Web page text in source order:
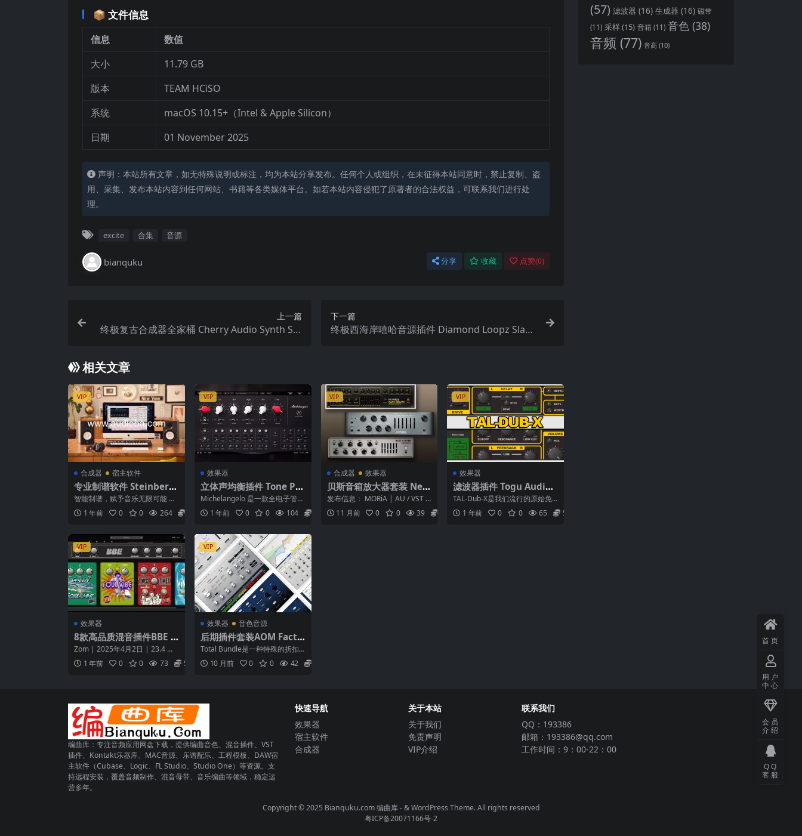
📦 文件信息
信息
数值
大小
11.79 GB
版本
TEAM HCiSO
系统
macOS 10.15+（Intel & Apple Silicon）
日期
01 November 2025
声明：本站所有文章，如无特殊说明或标注，均为本站分享发布。任何个人或组织，在未征得本站同意时，禁止复制、盗
用、采集、发布本站内容到任何网站、书籍等各类媒体平台。如若本站内容侵犯了原著者的合法权益，可联系我们进行处
理。
excite 合集 音源
bianquku 分享 收藏 点赞(0)
上一篇
终极复古合成器全家桶 Cherry Audio Synth Sta
下一篇
终极西海岸嘻哈音源插件 Diamond Loopz Slapz
相关文章
VIP
合成器 宿主软件
专业制谱软件 Steinberg
Dorico Pro 6 6.0.20 Wi
N MAC
智能制谱，赋予音乐无限可能 产
品概述：重新定义音乐制谱 Stein
berg Do...
1 年前 0 0 264
VIP
效果器
立体声均衡插件 Tone Pro
jects Michelangelo v1.
0.3 macOS
Michelangelo 是一款全电子管立
体声均衡器和谐波生成器，由 Ch
ris...1 年前 0 0 104
VIP
合成器 效果器
贝斯音箱放大器套装 Nem
brini Audio Bass Ampli
fier Bundle v1.0.0（AU
/ VST / VST3 / AAX）MA
发布信息： MORiA | AU / VST /
VST3 / AAX* | 文...
11 月前 0 0 39
VIP
效果器
滤波器插件 Togu Audio
Line TAL-Dub-X 2.2.7 W
IN MAC
TAL-Dub-X是我们流行的原始免
费软件TAL-Dub插件的重制版，
具有许多附...
1 年前 0 0 65 5.9
VIP
效果器
8款高品质混音插件BBE S
ound Stomp Board v1.
7.0 WiN
Zom | 2025年4月2日 | 23.4 MB
Stomp Board 是一...
1 年前 0 0 73 5.9
VIP
效果器 音色音源
后期插件套装AOM Facto
ry Total Bundle v1.18.6
WIN MAC
Total Bundle是一种特殊的折扣
许可类型，涵盖所有插件。新发
布的插件可以...
10 月前 0 0 42
(57) 滤波器 (16) 生成器 (16) 磁带
(11) 采样(15) 音箱 (11) 音色 (38)
音频 (77) 音高 (10)
编曲库：专注音频应用网盘下载，提供编曲音色、混音插件、VST
插件、Kontakt乐器库、MAC音源、乐谱配乐、工程模板、DAW宿
主软件（Cubase、Logic、FL Studio、Studio One）等资源。支
持远程安装，覆盖音频制作、混音母带、音乐编曲等领域，稳定运
营多年。
快速导航
效果器
宿主软件
合成器
关于本站
关于我们
免责声明
VIP介绍
联系我们
QQ：193386
邮箱：193386@qq.com
工作时间：9：00-22：00
Copyright © 2025 Bianquku.com编曲库- & WordPress Theme. All rights reserved
粤ICP备20071166号-2
首页
用户
中心
会员
介绍
QQ
客服